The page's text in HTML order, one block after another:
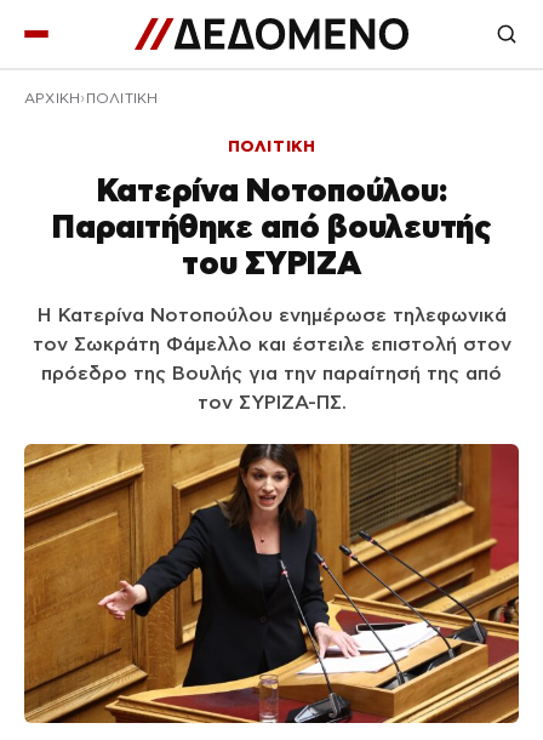
ΑΡΧΙΚΉ ΠΟΛΙΤΙΚΗ
ΠΟΛΙΤΙΚΗ
Κατερίνα Νοτοπούλου:
Παραιτήθηκε από βουλευτής
του ΣΥΡΙΖΑ
Η Κατερίνα Νοτοπούλου ενημέρωσε τηλεφωνικά
τον Σωκράτη Φάμελλο και έστειλε επιστολή στον
πρόεδρο της Βουλής για την παραίτησή της από
τον ΣΥΡΙΖΑ-ΠΣ.